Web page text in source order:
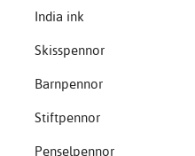
India ink
Skisspennor
Barnpennor
Stiftpennor
Penselpennor